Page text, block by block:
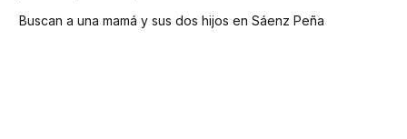
Buscan a una mamá y sus dos hijos en Sáenz Peña